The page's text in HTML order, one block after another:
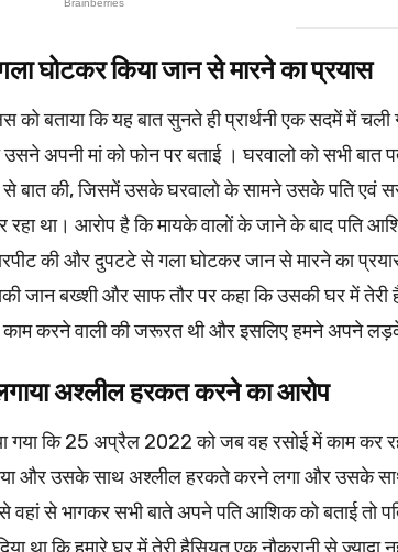
घोटकर किया जान से मारने का प्रयास
को बताया कि यह बात सुनते ही प्रार्थनी एक सदमें में
उसने अपनी मां को फोन पर बताई । घरवालो को सभी
से बात की, जिसमें उसके घरवालो के सामने उसके पति एवं
था। आरोप है कि मायके वालों के जाने के बाद पति
की और दुपटटे से गला घोटकर जान से मारने का
जान बख्शी और साफ तौर पर कहा कि उसकी घर में तेरी
काम करने वाली की जरूरत थी और इसलिए हमने अपने
अश्लील हरकत करने का आरोप
गया कि 25 अप्रैल 2022 को जब वह रसोई में काम
और उसके साथ अश्लील हरकते करने लगा और उसके
से भागकर सभी बाते अपने पति आशिक को बताई तो